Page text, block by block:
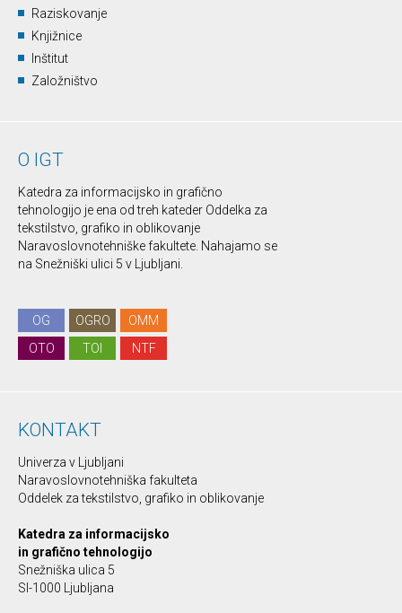
Raziskovanje
Knjižnice
Inštitut
Založništvo
O IGT
Katedra za informacijsko in grafično
tehnologijo je ena od treh kateder Oddelka za
tekstilstvo, grafiko in oblikovanje
Naravoslovnotehniške fakultete. Nahajamo se
na Snežniški ulici 5 v Ljubljani.
OG OGRO
OMM
OTO
TOI NTF
KONTAKT
Univerza v Ljubljani
Naravoslovnotehniška fakulteta
Oddelek za tekstilstvo, grafiko in oblikovanje
Katedra za informacijsko
in grafično tehnologijo
Snežniška ulica 5
SI-1000 Ljubljana